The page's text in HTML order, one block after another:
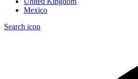
Mexico
Search icon